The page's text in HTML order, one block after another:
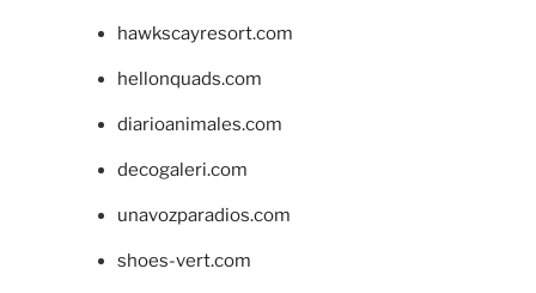
hawkscayresort.com
hellonquads.com
diarioanimales.com
decogaleri.com
unavozparadios.com
shoes-vert.com